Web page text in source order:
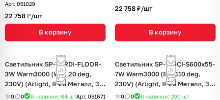
Арт. 051029
22 758 ₽/шт
В корзину
22 758 ₽/шт
В корзину
Светильник SP-VERDI-FLOOR-
3W Warm3000 (WH, 20 deg,
230V) (Arlight, IP20 Металл, 3
года)
0 0 В наличии: 84 штАрт. 051671
Светильник SP-VINCI-S600x55-
7W Warm3000 (BK, 110 deg,
230V) (Arlight, IP20 Металл, 3
года)
0 0 В наличии: 200 шт